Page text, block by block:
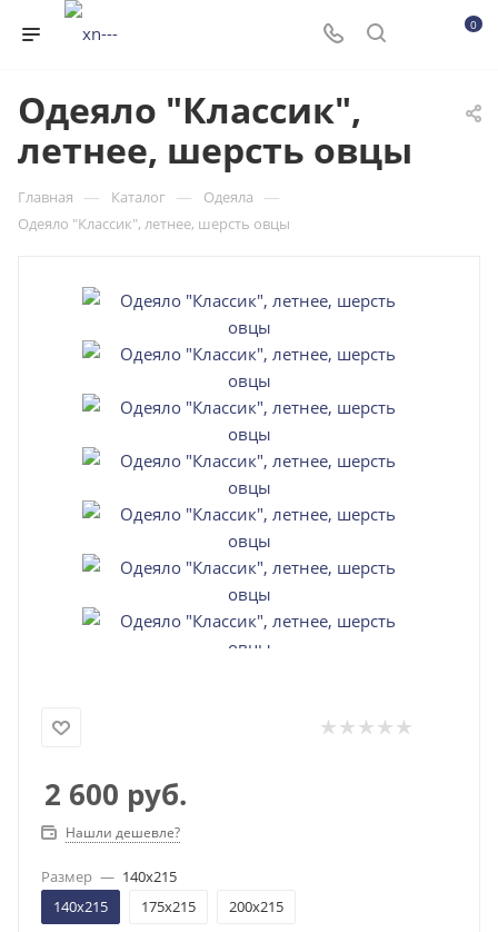
0
Одеяло "Классик",
летнее, шерсть овцы
Главная — Каталог — Одеяла —
Одеяло "Классик", летнее, шерсть овцы
2 600 руб.
Нашли дешевле?
Размер — 140x215
140x215
175x215 200x215